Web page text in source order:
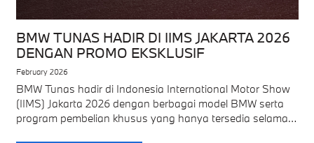
BMW TUNAS HADIR DI IIMS JAKARTA 2026
DENGAN PROMO EKSKLUSIF
February 2026
BMW Tunas hadir di Indonesia International Motor Show
(IIMS) Jakarta 2026 dengan berbagai model BMW serta
program pembelian khusus yang hanya tersedia selama